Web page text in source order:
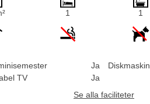
1 1
Ja
TV
Ja
Diskmaskin
Se alla faciliteter